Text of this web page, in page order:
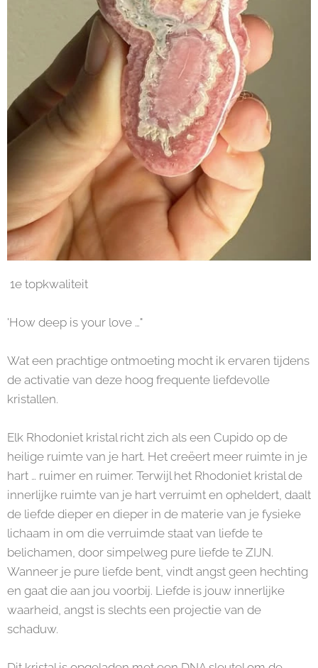
1e topkwaliteit
'How deep is your love …"
Wat een prachtige ontmoeting mocht ik ervaren tijdens
de activatie van deze hoog frequente liefdevolle
kristallen.
Elk Rhodoniet kristal richt zich als een Cupido op de
heilige ruimte van je hart. Het creëert meer ruimte in je
hart … ruimer en ruimer. Terwijl het Rhodoniet kristal de
innerlijke ruimte van je hart verruimt en opheldert, daalt
de liefde dieper en dieper in de materie van je fysieke
lichaam in om die verruimde staat van liefde te
belichamen, door simpelweg pure liefde te ZIJN.
Wanneer je pure liefde bent, vindt angst geen hechting
en gaat die aan jou voorbij. Liefde is jouw innerlijke
waarheid, angst is slechts een projectie van de
schaduw.